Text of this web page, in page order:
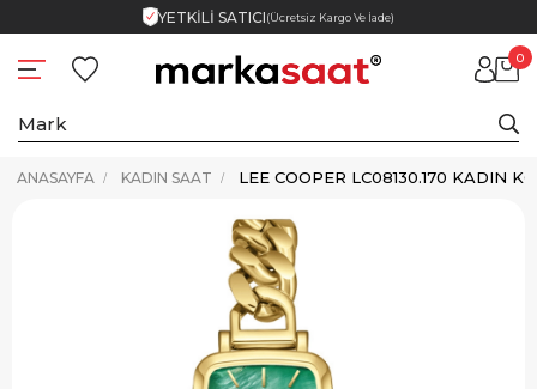
YETKİLİ SATICI(Ücretsiz Kargo Ve İade)
0
ANASAYFA KADIN SAAT LEE COOPER LC08130.170 KADIN